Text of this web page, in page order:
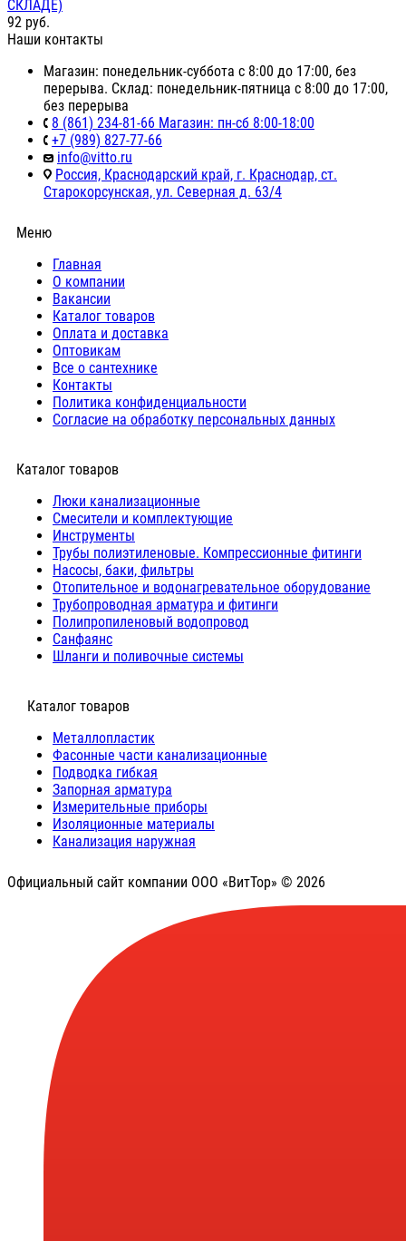
СКЛАДЕ)
92 руб.
Наши контакты
Магазин: понедельник-суббота с 8:00 до 17:00, без
перерыва. Склад: понедельник-пятница с 8:00 до 17:00,
без перерыва
8 (861) 234-81-66 Магазин: пн-сб 8:00-18:00
+7 (989) 827-77-66
info@vitto.ru
Россия, Краснодарский край, г. Краснодар, ст.
Старокорсунская, ул. Северная д. 63/4
Меню
Главная
О компании
Вакансии
Каталог товаров
Оплата и доставка
Оптовикам
Все о сантехнике
Контакты
Политика конфиденциальности
Согласие на обработку персональных данных
Каталог товаров
Люки канализационные
Cмесители и комплектующие
Инструменты
Трубы полиэтиленовые. Компрессионные фитинги
Насосы, баки, фильтры
Отопительное и водонагревательное оборудование
Трубопроводная арматура и фитинги
Полипропиленовый водопровод
Санфаянс
Шланги и поливочные системы
⠀Каталог товаров
Металлопластик
Фасонные части канализационные
Подводка гибкая
Запорная арматура
Измерительные приборы
Изоляционные материалы
Канализация наружная
Официальный сайт компании ООО «ВитТор» © 2026